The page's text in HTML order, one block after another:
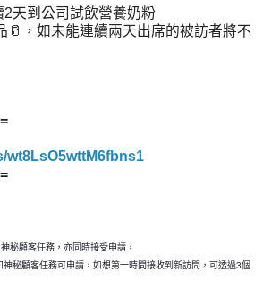
天到公司試飲營養奶粉
🥛，如未能連續兩天出席的被訪者將不
wt8LsO5wttM6fbns1
秘顧客任務，亦同時接受申請，
秘顧客任務可申請，如想第一時間接收到新訪問，可透過3個